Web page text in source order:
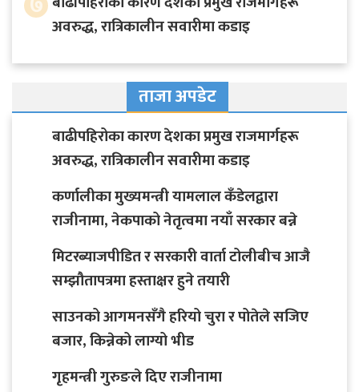
अवरुद्ध, रात्रिकालीन सवारीमा कडाइ
ताजा अपडेट
बाढीपहिरोका कारण देशका प्रमुख राजमार्गहरू
अवरुद्ध, रात्रिकालीन सवारीमा कडाइ
कर्णालीका मुख्यमन्त्री यामलाल कँडेलद्वारा
राजीनामा, नेकपाको नेतृत्वमा नयाँ सरकार बन्ने
मिटरब्याजपीडित र सरकारी वार्ता टोलीबीच आजै
सम्झौतापत्रमा हस्ताक्षर हुने तयारी
साउनको आगमनसँगै हरियो चुरा र पोतेले सजिए
बजार, किन्नेको लाग्यो भीड
गृहमन्त्री गुरुङले दिए राजीनामा